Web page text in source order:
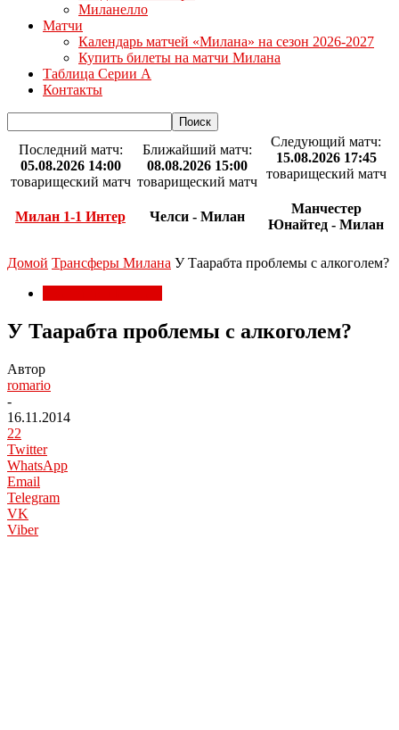
Миланелло
Матчи
Календарь матчей «Милана» на сезон 2026-2027
Купить билеты на матчи Милана
Таблица Серии А
Контакты
Последний матч:
05.08.2026 14:00
товарищеский матч
Милан 1-1 Интер
Ближайший матч:
08.08.2026 15:00
товарищеский матч
Челси - Милан
Следующий матч:
15.08.2026 17:45
товарищеский матч
Манчестер
Юнайтед - Милан
Домой Трансферы Милана У Таарабта проблемы с алкоголем?
У Таарабта проблемы с алкоголем?
Автор
romario
-
16.11.2014
22
Twitter
WhatsApp
Email
Telegram
VK
Viber